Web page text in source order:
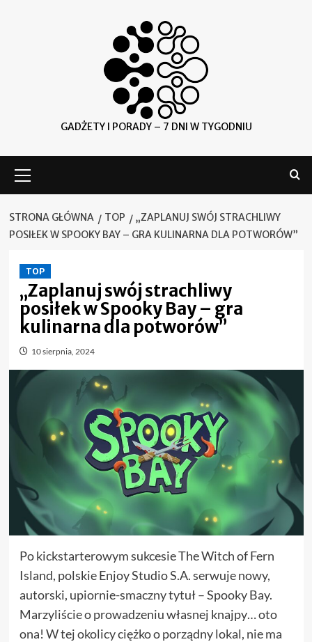
GADŻETY I PORADY – 7 DNI W TYGODNIU
główne
STRONA GŁÓWNA TOP
„ZAPLANUJ SWÓJ STRACHLIWY
POSIŁEK W SPOOKY BAY – GRA KULINARNA DLA POTWORÓW”
TOP
„Zaplanuj swój strachliwy
posiłek w Spooky Bay – gra
kulinarna dla potworów”
10 sierpnia, 2024
Po kickstarterowym sukcesie The Witch of Fern
Island, polskie Enjoy Studio S.A. serwuje nowy,
autorski, upiornie-smaczny tytuł – Spooky Bay.
Marzyliście o prowadzeniu własnej knajpy… oto
ona! W tej okolicy ciężko o porządny lokal, nie ma